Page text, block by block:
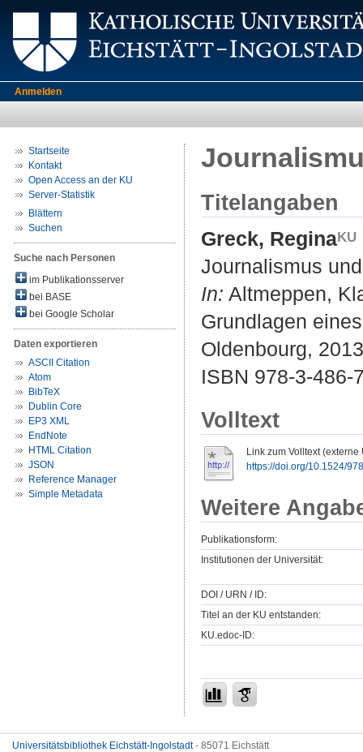
Anmelden
Startseite
Kontakt
Open Access an der KU
Server-Statistik
Blättern
Suchen
Suche nach Personen
im Publikationsserver
bei BASE
bei Google Scholar
Daten exportieren
ASCII Citation
Atom
BibTeX
Dublin Core
EP3 XML
EndNote
HTML Citation
JSON
Reference Manager
Simple Metadata
Titelangaben
Greck, Regina
Journalismus
In: Altmeppen,
Grundlagen
Oldenbourg,
ISBN 978-3-486-
Volltext
Link zum Volltext (externe
https://doi.org/10.1524/
Weitere
Publikationsform:
Institutionen der Universität:
DOI / URN / ID:
Titel an der KU entstanden:
KU.edoc-ID:
Universitätsbibliothek Eichstätt-Ingolstadt- 85071 Eichstätt